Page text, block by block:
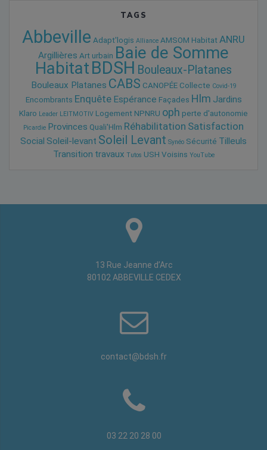
TAGS
Abbeville Adapt'logis Alliance AMSOM Habitat ANRU
Argillières Art urbain Baie de Somme
HabitatBDSH Bouleaux-Platanes
Bouleaux Platanes CABS CANOPÉE Collecte Covid-19
Encombrants Enquête Espérance Façades Hlm Jardins
Klaro Leader LEITMOTIV Logement NPNRU oph perte d'autonomie
Picardie Provinces Quali'Hlm Réhabilitation Satisfaction
Social Soleil-levant Soleil Levant Synéo Sécurité Tilleuls
Transition travaux Tutos USH Voisins YouTube
13 Rue Jeanne d’Arc
80102 ABBEVILLE CEDEX
contact@bdsh.fr
03 22 20 28 00